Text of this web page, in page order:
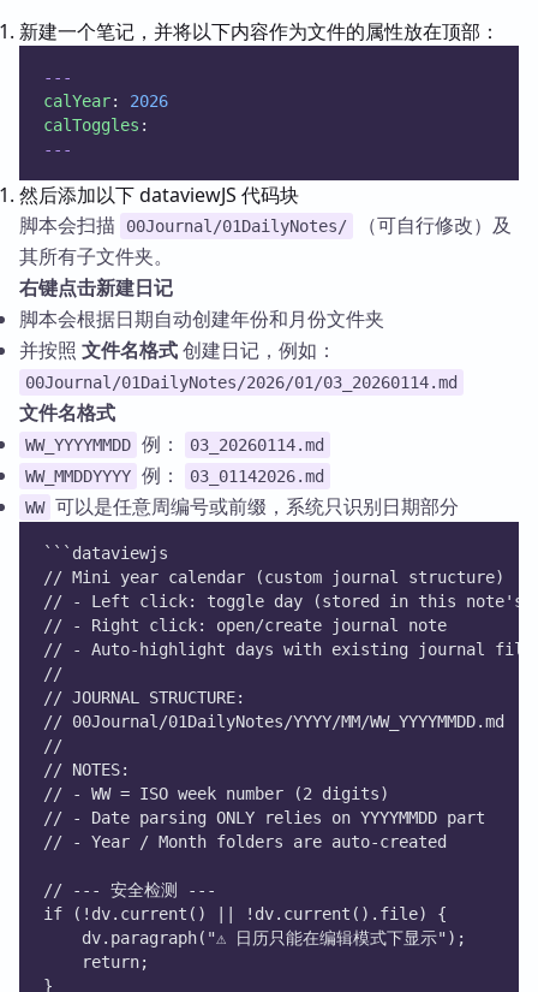
新建一个笔记，并将以下内容作为文件的属性放在顶部：
---
calYear: 2026
calToggles :
---
然后添加以下 dataviewJS 代码块
脚本会扫描
00Journal/01DailyNotes/
（可自行修改）及
其所有子文件夹。
右键点击新建日记
脚本会根据日期自动创建年份和月份文件夹
并按照 文件名格式创建日记，例如：
00Journal/01DailyNotes/2026/01/03_20260114.md
文件名格式
WW_YYYYMMDD 例：
03_20260114.md
WW_MMDDYYYY 例：
03_01142026.md
WW 可以是任意周编号或前缀，系统只识别日期部分
```dataviewjs
// Mini year calendar (custom journal structure)
// - Left click: toggle day (stored in this note's
// - Right click: open/create journal note
// - Auto-highlight days with existing journal
//
// JOURNAL STRUCTURE:
// 00Journal/01DailyNotes/YYYY/MM/WW_YYYYMMDD.md
//
// NOTES:
// - WW = ISO week number (2 digits)
// - Date parsing ONLY relies on YYYYMMDD part
// - Year / Month folders are auto-created
// --- 安全检测 ---
if (!dv.current() || !dv.current().file) {
    dv.paragraph("⚠️ 日历只能在编辑模式下显示");
    return;
}